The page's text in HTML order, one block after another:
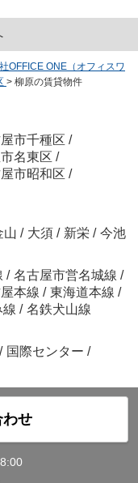
OFFICE ONE（オフィスワ
> 柳原の賃貸物件
市千種区 /
名東区 /
市昭和区 /
山 / 大須 / 新栄 / 今池
/ 名古屋市営名城線 /
本線 / 東海道本線 /
線 / 名鉄犬山線
/ 国際センター /
わせ